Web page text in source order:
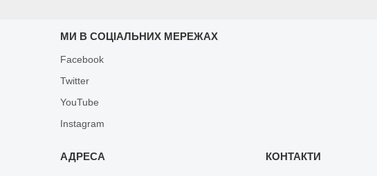
МИ В СОЦІАЛЬНИХ МЕРЕЖАХ
Facebook
Twitter
YouTube
Instagram